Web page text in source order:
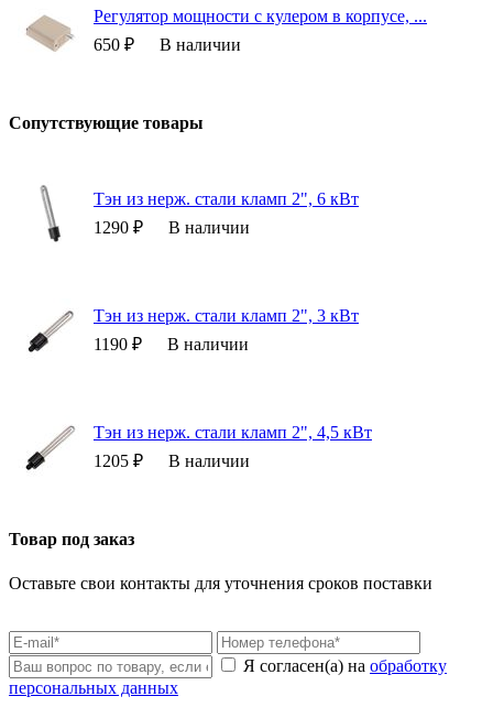
Регулятор мощности с кулером в корпусе, ...
650 ₽
В наличии
Сопутствующие товары
Тэн из нерж. стали кламп 2", 6 кВт
1290 ₽
В наличии
Тэн из нерж. стали кламп 2", 3 кВт
1190 ₽
В наличии
Тэн из нерж. стали кламп 2", 4,5 кВт
1205 ₽
В наличии
Товар под заказ
Оставьте свои контакты для уточнения сроков поставки
Я согласен(а) на обработку
персональных данных